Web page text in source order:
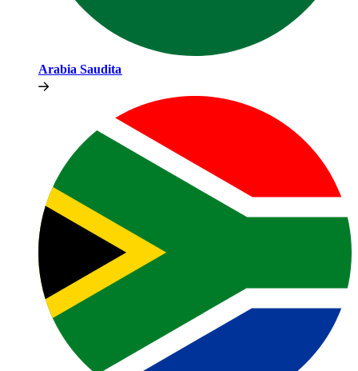
Arabia Saudita​​